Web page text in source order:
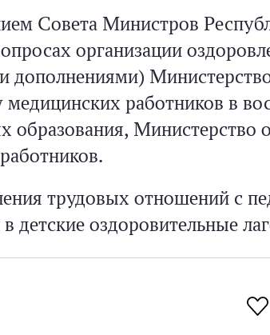
Совета Министров
организации
работников в
образования, Министерство
трудовых отношений с
детские оздоровительные